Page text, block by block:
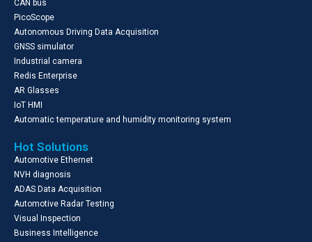
CAN bus
PicoScope
Autonomous Driving Data Acquisition
GNSS simulator
Industrial camera
Redis Enterprise
AR Glasses
IoT HMI
Automatic temperature and humidity monitoring system
Hot Solutions
Automotive Ethernet
NVH diagnosis
ADAS Data Acquisition
Automotive Radar Testing
Visual Inspection
Business Intelligence